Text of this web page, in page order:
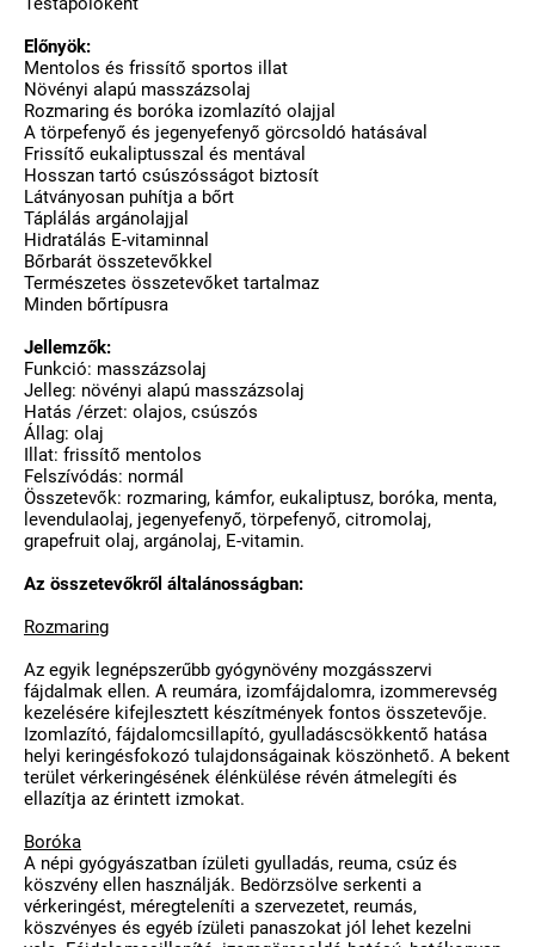
Előnyök:
Mentolos és frissítő sportos illat
Növényi alapú masszázsolaj
Rozmaring és boróka izomlazító olajjal
A törpefenyő és jegenyefenyő görcsoldó hatásával
Frissítő eukaliptusszal és mentával
Hosszan tartó csúszósságot biztosít
Látványosan puhítja a bőrt
Táplálás argánolajjal
Hidratálás E-vitaminnal
Bőrbarát összetevőkkel
Természetes összetevőket tartalmaz
Minden bőrtípusra
Jellemzők:
Funkció: masszázsolaj
Jelleg: növényi alapú masszázsolaj
Hatás /érzet: olajos, csúszós
Állag: olaj
Illat: frissítő mentolos
Felszívódás: normál
Összetevők: rozmaring, kámfor, eukaliptusz, boróka, menta,
levendulaolaj, jegenyefenyő, törpefenyő, citromolaj,
grapefruit olaj, argánolaj, E-vitamin.
Az összetevőkről általánosságban:
Rozmaring
Az egyik legnépszerűbb gyógynövény mozgásszervi
fájdalmak ellen. A reumára, izomfájdalomra, izommerevség
kezelésére kifejlesztett készítmények fontos összetevője.
Izomlazító, fájdalomcsillapító, gyulladáscsökkentő hatása
helyi keringésfokozó tulajdonságainak köszönhető. A bekent
terület vérkeringésének élénkülése révén átmelegíti és
ellazítja az érintett izmokat.
Boróka
A népi gyógyászatban ízületi gyulladás, reuma, csúz és
köszvény ellen használják. Bedörzsölve serkenti a
vérkeringést, méregteleníti a szervezetet, reumás,
köszvényes és egyéb ízületi panaszokat jól lehet kezelni